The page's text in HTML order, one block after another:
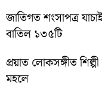
জাতিগত শংসাপত্র
বাতিল ১৩৫টি
প্রয়াত লোকসঙ্গীত
মহলে